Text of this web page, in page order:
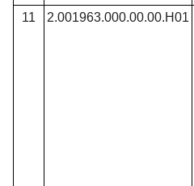
11 2.001963.000.00.00.H01